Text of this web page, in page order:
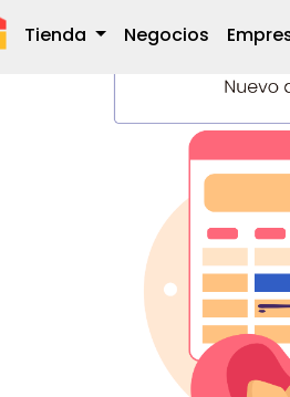
Tienda Negocios
GENERARA
24 septiembre, 2021 por
WhatsApp
Share